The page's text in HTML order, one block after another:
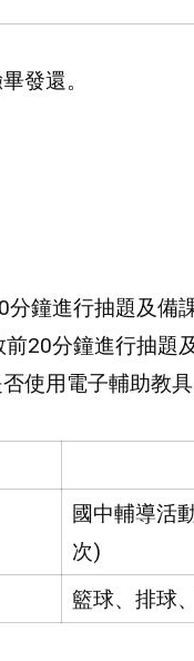
發還。
鐘進行抽題及備課
20分鐘進行抽題及
使用電子輔助教具
國中輔導活
次)
籃球、排球